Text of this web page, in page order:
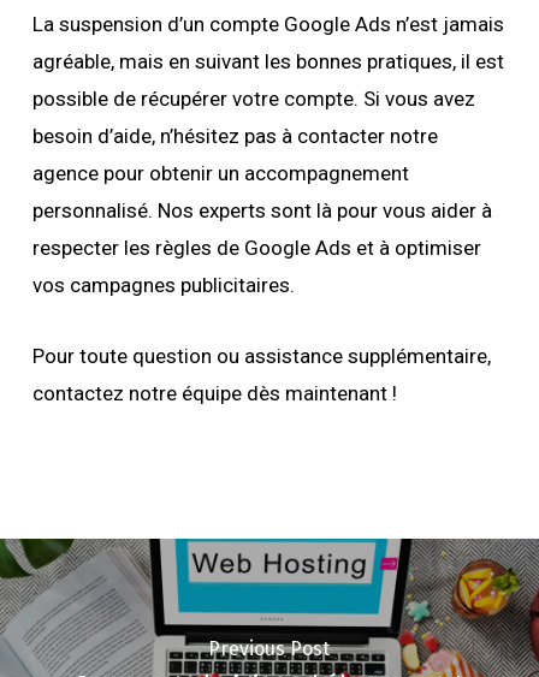
La suspension d’un compte Google Ads n’est jamais
agréable, mais en suivant les bonnes pratiques, il est
possible de récupérer votre compte. Si vous avez
besoin d’aide, n’hésitez pas à contacter notre
agence pour obtenir un accompagnement
personnalisé. Nos experts sont là pour vous aider à
respecter les règles de Google Ads et à optimiser
vos campagnes publicitaires.
Pour toute question ou assistance supplémentaire,
contactez notre équipe dès maintenant !
Previous Post